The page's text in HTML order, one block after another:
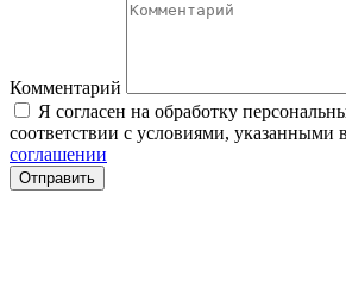
Комментарий
Я согласен на обработку
соответствии с условиями, указанными в
соглашении